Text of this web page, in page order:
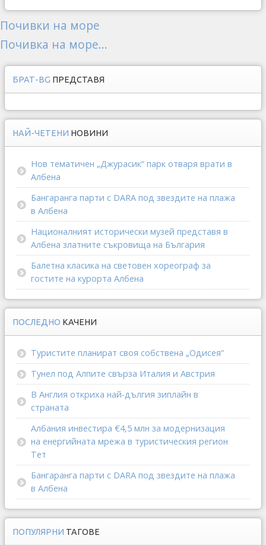
Почивки на море
Почивка на море...
БРАТ-BG ПРЕДСТАВЯ
НАЙ-ЧЕТЕНИ НОВИНИ
Нов тематичен „Джурасик“ парк отваря врати в
Албена
Бангаранга парти с DARA под звездите на плажа
в Албена
Националният исторически музей представя в
Албена златните съкровища на България
Балетна класика на световен хореограф за
гостите на курорта Албена
ПОСЛЕДНО КАЧЕНИ
Туристите планират своя собствена „Одисея“
Тунел под Алпите свърза Италия и Австрия
В Англия откриха най-дългия зиплайн в
страната
Албания инвестира €4,5 млн за модернизация
на енергийната мрежа в туристическия регион
Тет
Бангаранга парти с DARA под звездите на плажа
в Албена
ПОПУЛЯРНИ ТАГОВЕ